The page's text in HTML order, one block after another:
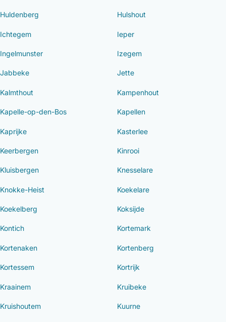
Huldenberg Hulshout
Ichtegem Ieper
Ingelmunster Izegem
Jabbeke Jette
Kalmthout Kampenhout
Kapelle-op-den-Bos Kapellen
Kaprijke Kasterlee
Keerbergen Kinrooi
Kluisbergen Knesselare
Knokke-Heist Koekelare
Koekelberg Koksijde
Kontich Kortemark
Kortenaken Kortenberg
Kortessem Kortrijk
Kraainem Kruibeke
Kruishoutem Kuurne